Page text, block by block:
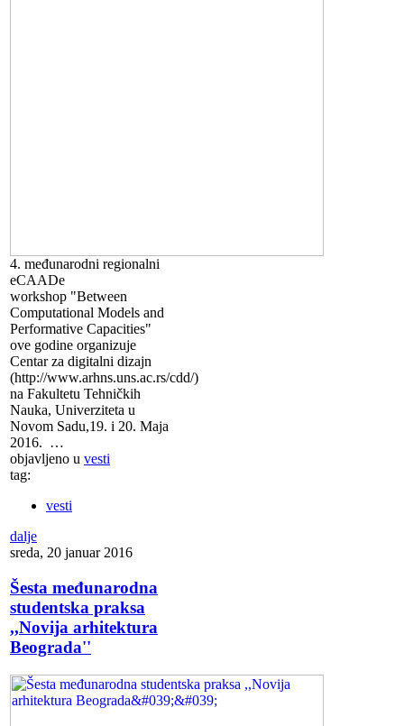
4. međunarodni regionalni
eCAADe
workshop "Between
Computational Models and
Performative Capacities"
ove godine organizuje
Centar za digitalni dizajn
(http://www.arhns.uns.ac.rs/cdd/)
na Fakultetu Tehničkih
Nauka, Univerziteta u
Novom Sadu,19. i 20. Maja
2016. …
objavljeno u vesti
tag:
vesti
dalje
sreda, 20 januar 2016
Šesta međunarodna
studentska praksa
,,Novija arhitektura
Beograda''